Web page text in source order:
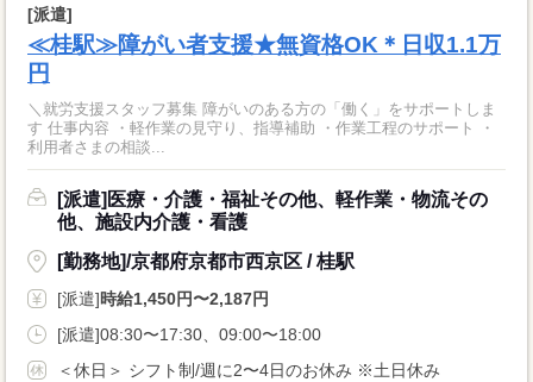
[派遣]
≪桂駅≫障がい者支援★無資格OK＊日収1.1万
円
＼就労支援スタッフ募集 障がいのある方の「働く」をサポートしま
す 仕事内容 ・軽作業の見守り、指導補助 ・作業工程のサポート ・
利用者さまの相談...
[派遣]医療・介護・福祉その他、軽作業・物流その
他、施設内介護・看護
[勤務地]/京都府京都市西京区 / 桂駅
[派遣]時給1,450円〜2,187円
[派遣]08:30〜17:30、09:00〜18:00
＜休日＞ シフト制/週に2〜4日のお休み ※土日休み